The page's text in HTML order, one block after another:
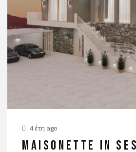
4 έτη ago
MAISONETTE IN